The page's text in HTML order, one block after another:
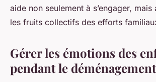
aide non seulement à s’engager,
les fruits collectifs des efforts
Gérer les émotions des
pendant le déménagement